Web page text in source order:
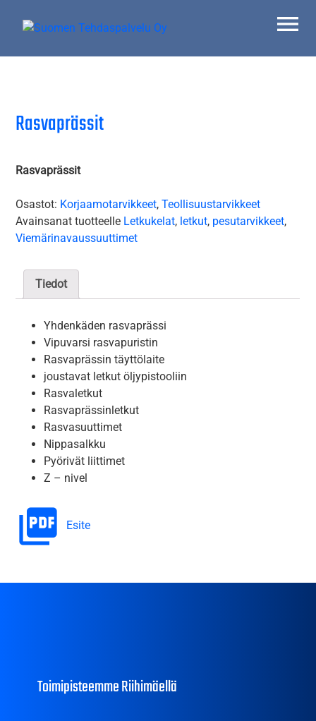
Rasvaprässit
Rasvaprässit
Osastot: Korjaamotarvikkeet,Teollisuustarvikkeet
Avainsanat tuotteelle Letkukelat, letkut, pesutarvikkeet,
Viemärinavaussuuttimet
Tiedot
Yhdenkäden rasvaprässi
Vipuvarsi rasvapuristin
Rasvaprässin täyttölaite
joustavat letkut öljypistooliin
Rasvaletkut
Rasvaprässinletkut
Rasvasuuttimet
Nippasalkku
Pyörivät liittimet
Z – nivel
Esite
Toimipisteemme Riihimäellä